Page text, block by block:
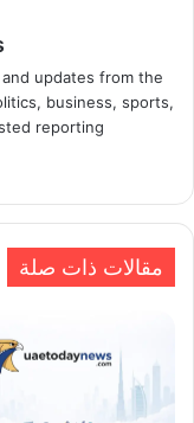
updates from the
business, sports,
reporting.
مقالات ذات صلة